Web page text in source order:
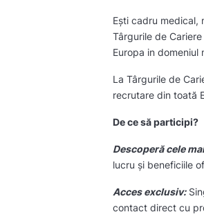
Ești cadru medical,
Târgurile de
Europa in domeniul
La Târgurile de
recrutare din toată
De ce să participi?
Descoperă cele
lucru și beneficiile
Acces exclusiv:
contact direct cu